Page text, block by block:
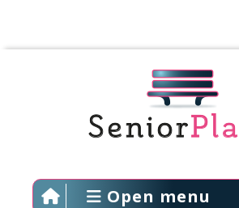
Open menu